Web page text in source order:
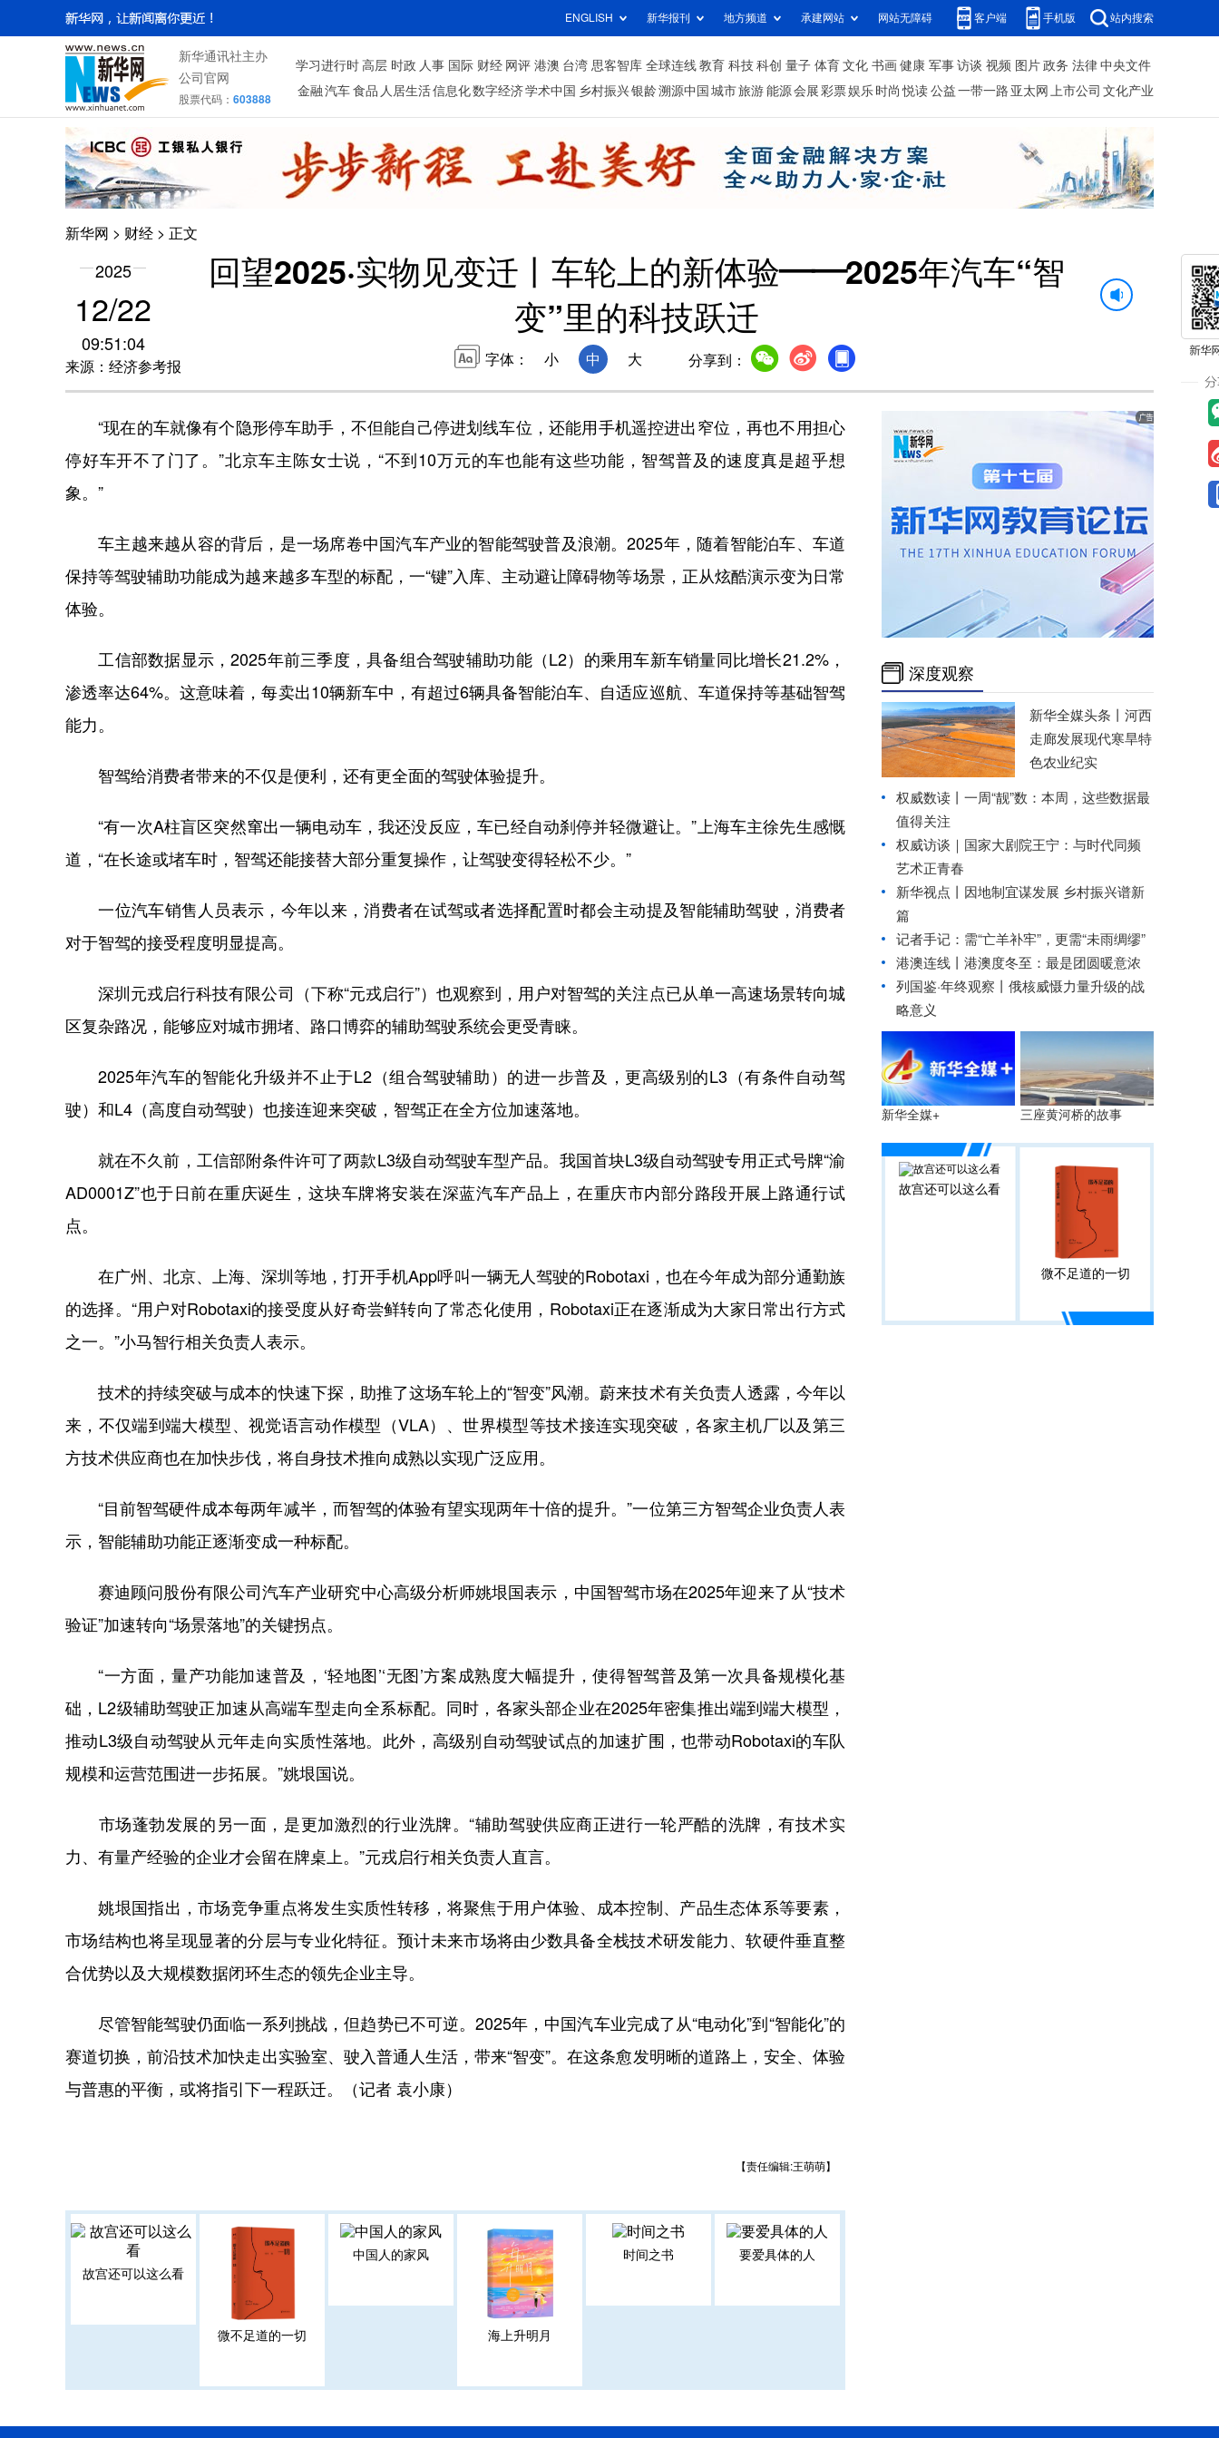
ENGLISH 新华报刊 地方频道 承建网站 网站无障碍 客户端 手机版 站内搜索
新华通讯社主办
公司官网
股票代码： 603888
学习进行时 高层 时政 人事 国际 财经 网评 港澳 台湾 思客智库 全球连线 教育 科技 科创 量子 体育 文化 书画 健康 军事 访谈 视频 图片 政务 法律 中央文件
金融 汽车 食品 人居生活信息化数字经济学术中国 乡村振兴银龄溯源中国 城市旅游 能源 会展 彩票娱乐 时尚 悦读 公益 一带一路 亚太网 上市公司 文化产业
新华网 > 财经 > 正文
2025
12/22
09:51:04
来源：经济参考报
回望2025·实物见变迁丨车轮上的新体验——2025年汽车“智
变”里的科技跃迁
字体： 小 中 大 分享到：
“现在的车就像有个隐形停车助手，不但能自己停进划线车位，还能用手机遥控进出窄位，再也不用担心
停好车开不了门了。”北京车主陈女士说，“不到10万元的车也能有这些功能，智驾普及的速度真是超乎想
象。”
车主越来越从容的背后，是一场席卷中国汽车产业的智能驾驶普及浪潮。2025年，随着智能泊车、车道
保持等驾驶辅助功能成为越来越多车型的标配，一“键”入库、主动避让障碍物等场景，正从炫酷演示变为日常
体验。
工信部数据显示，2025年前三季度，具备组合驾驶辅助功能（L2）的乘用车新车销量同比增长21.2%，
渗透率达64%。这意味着，每卖出10辆新车中，有超过6辆具备智能泊车、自适应巡航、车道保持等基础智驾
能力。
智驾给消费者带来的不仅是便利，还有更全面的驾驶体验提升。
“有一次A柱盲区突然窜出一辆电动车，我还没反应，车已经自动刹停并轻微避让。”上海车主徐先生感慨
道，“在长途或堵车时，智驾还能接替大部分重复操作，让驾驶变得轻松不少。”
一位汽车销售人员表示，今年以来，消费者在试驾或者选择配置时都会主动提及智能辅助驾驶，消费者
对于智驾的接受程度明显提高。
深圳元戎启行科技有限公司（下称“元戎启行”）也观察到，用户对智驾的关注点已从单一高速场景转向城
区复杂路况，能够应对城市拥堵、路口博弈的辅助驾驶系统会更受青睐。
2025年汽车的智能化升级并不止于L2（组合驾驶辅助）的进一步普及，更高级别的L3（有条件自动驾
驶）和L4（高度自动驾驶）也接连迎来突破，智驾正在全方位加速落地。
就在不久前，工信部附条件许可了两款L3级自动驾驶车型产品。我国首块L3级自动驾驶专用正式号牌“渝
AD0001Z”也于日前在重庆诞生，这块车牌将安装在深蓝汽车产品上，在重庆市内部分路段开展上路通行试
点。
在广州、北京、上海、深圳等地，打开手机App呼叫一辆无人驾驶的Robotaxi，也在今年成为部分通勤族
的选择。“用户对Robotaxi的接受度从好奇尝鲜转向了常态化使用，Robotaxi正在逐渐成为大家日常出行方式
之一。”小马智行相关负责人表示。
技术的持续突破与成本的快速下探，助推了这场车轮上的“智变”风潮。蔚来技术有关负责人透露，今年以
来，不仅端到端大模型、视觉语言动作模型（VLA）、世界模型等技术接连实现突破，各家主机厂以及第三
方技术供应商也在加快步伐，将自身技术推向成熟以实现广泛应用。
“目前智驾硬件成本每两年减半，而智驾的体验有望实现两年十倍的提升。”一位第三方智驾企业负责人表
示，智能辅助功能正逐渐变成一种标配。
赛迪顾问股份有限公司汽车产业研究中心高级分析师姚垠国表示，中国智驾市场在2025年迎来了从“技术
验证”加速转向“场景落地”的关键拐点。
“一方面，量产功能加速普及，‘轻地图’‘无图’方案成熟度大幅提升，使得智驾普及第一次具备规模化基
础，L2级辅助驾驶正加速从高端车型走向全系标配。同时，各家头部企业在2025年密集推出端到端大模型，
推动L3级自动驾驶从元年走向实质性落地。此外，高级别自动驾驶试点的加速扩围，也带动Robotaxi的车队
规模和运营范围进一步拓展。”姚垠国说。
市场蓬勃发展的另一面，是更加激烈的行业洗牌。“辅助驾驶供应商正进行一轮严酷的洗牌，有技术实
力、有量产经验的企业才会留在牌桌上。”元戎启行相关负责人直言。
姚垠国指出，市场竞争重点将发生实质性转移，将聚焦于用户体验、成本控制、产品生态体系等要素，
市场结构也将呈现显著的分层与专业化特征。预计未来市场将由少数具备全栈技术研发能力、软硬件垂直整
合优势以及大规模数据闭环生态的领先企业主导。
尽管智能驾驶仍面临一系列挑战，但趋势已不可逆。2025年，中国汽车业完成了从“电动化”到“智能化”的
赛道切换，前沿技术加快走出实验室、驶入普通人生活，带来“智变”。在这条愈发明晰的道路上，安全、体验
与普惠的平衡，或将指引下一程跃迁。（记者 袁小康）
【责任编辑:王萌萌】
故宫还可以这么看
微不足道的一切
中国人的家风
海上升明月
时间之书 要爱具体的人
深度观察
新华全媒头条丨 河西
走廊发展现代寒旱特
色农业纪实
权威数读丨一周“靓”数：本周，这些数据最
值得关注
权威访谈｜国家大剧院王宁：与时代同频
艺术正青春
新华视点丨 因地制宜谋发展 乡村振兴谱新
篇
记者手记：需“亡羊补牢”，更需“未雨绸缪”
港澳连线丨 港澳度冬至：最是团圆暖意浓
列国鉴·年终观察丨俄核威慑力量升级的战
略意义
新华全媒+ 三座黄河桥的故事
故宫还可以这么看
微不足道的一切